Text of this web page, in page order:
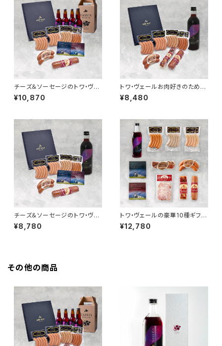
チーズ＆ソーセージのトワ・ヴェ
ールギフトセットと「黒松内カシ
スエール 330ml」4本
¥10,870
トワ・ヴェールお肉好きのための
ギフトセットと「黒松内カシスリ
キュール 500ml」1本
¥8,480
チーズ＆ソーセージのトワ・ヴェ
ールギフトセットと「黒松内カシ
スリキュール 500ml」1本
¥8,780
トワ・ヴェールの豪華10種ギフト
セットと「黒松内カシスリキュー
ル 500ml」1本
¥12,780
その他の商品